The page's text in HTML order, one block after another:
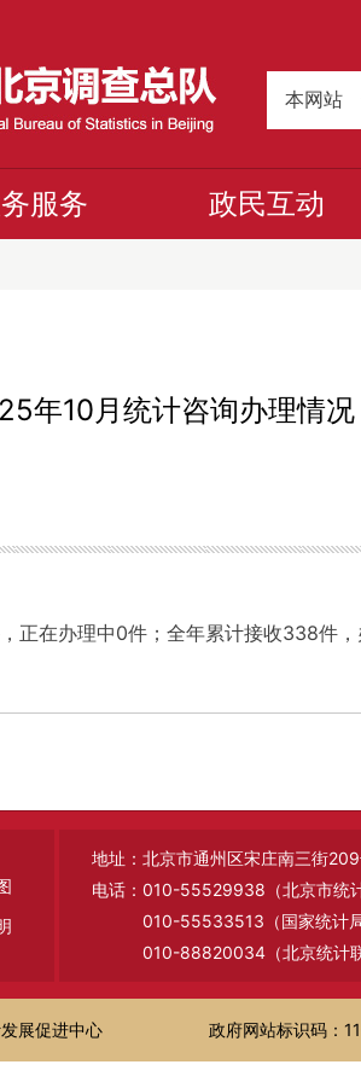
服务 政民互动
年10月统计咨询办理情况
在办理中0件；全年累计接收338件，
地址：北京市通州区宋庄南三街
电话：010-55529938（北京市统计
010-55533513（国家统计局
010-88820034（北京统计联
展促进中心 政府网站标识码：